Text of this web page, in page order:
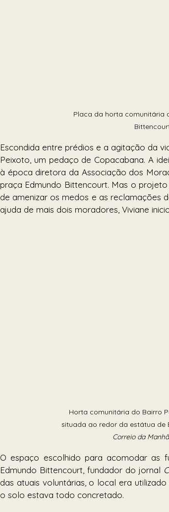
Placa da horta comunitária
Escondida entre prédios e a agitação da
Peixoto, um pedaço de Copacabana. A
à época diretora da Associação dos
praça Edmundo Bittencourt. Mas o
de amenizar os medos e as reclamações
ajuda de mais dois moradores, Viviane
Horta comunitária do Bairro
situada ao redor da estátua de
Correio da Manhã
O espaço escolhido para acomodar as
Edmundo Bittencourt, fundador do jornal
das atuais voluntárias, o local era
o solo estava todo concretado.